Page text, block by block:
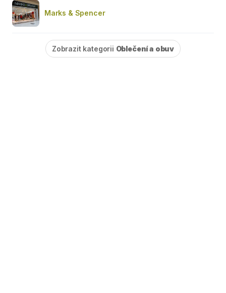
Marks & Spencer
Zobrazit kategorii Oblečení a obuv